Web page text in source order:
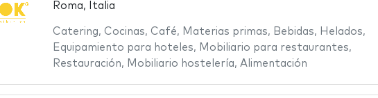
Roma, Italia
Catering, Cocinas, Café, Materias primas, Bebidas, Helados,
Equipamiento para hoteles, Mobiliario para restaurantes,
Restauración, Mobiliario hostelería, Alimentación